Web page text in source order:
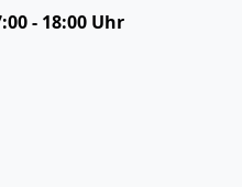
- 18:00 Uhr